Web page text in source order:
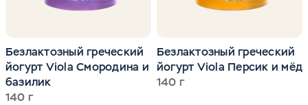
Безлактозный греческий
йогурт Viola Смородина и
базилик
140 г
Безлактозный греческий
йогурт Viola Персик и мёд
140 г